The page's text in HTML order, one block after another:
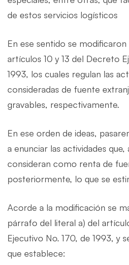
de estos servicios logísticos
En ese sentido se
artículos 10 y 13 del Decreto
1993, los cuales regulan las
consideradas de fuente
gravables, respectivamente.
En ese orden de ideas,
a enunciar las actividades
consideran como renta de
posteriormente, lo que se
Acorde a la modificación se
párrafo del literal a) del
Ejecutivo No. 170, de 1993, y
que establece: